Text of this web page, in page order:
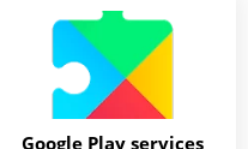
Google Play services